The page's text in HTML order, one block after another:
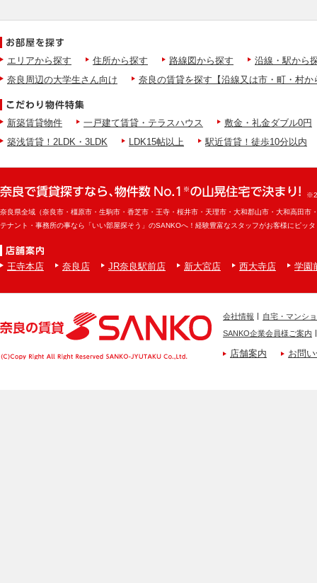
エリアから探す 住所から探す 路線図から探す
沿線・駅から
奈良周辺の大学生さん向け
奈良の賃貸を探す【沿線又は市・町・村か
新築賃貸物件 一戸建て賃貸・テラスハウス
敷金・礼金ダブル0円
築浅賃貸！2LDK・3LDK
LDK15帖以上 駅近賃貸！徒歩10分以内
奈良県全域（奈良市・橿原市・生駒市・香芝市・王寺・桜井市・天理市・大和郡山市・大和高田
テナント・事務所の事なら「いい部屋探そう」のSANKOへ！経験豊富なスタッフがお客様にピッ
王寺本店 奈良店 JR奈良駅前店 新大宮店 西大寺店 学園
会社情報
自宅・マンシ
SANKO企業会員様ご案内
店舗案内 お問